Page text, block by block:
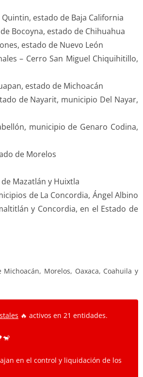
estado de Baja California
Bocoyna, estado de Chihuahua
estado de Nuevo León
– Cerro San Miguel Chiquihitillo,
estado de Michoacán
de Nayarit, municipio Del Nayar,
municipio de Genaro Codina,
de Morelos
Mazatlán y Huixtla
de La Concordia, Ángel Albino
y Concordia, en el Estado de
Morelos, Oaxaca, Coahuila y
🔥 activos en 21 entidades.
en el control y liquidación de los